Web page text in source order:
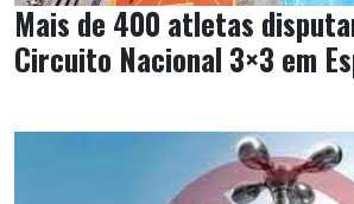
Mais de 400 atletas
Circuito Nacional 3×3 em